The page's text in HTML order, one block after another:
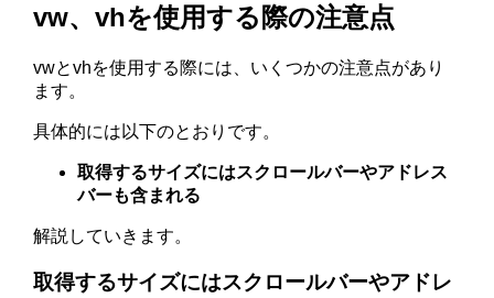
vw、vhを使用する際の注意点
vwとvhを使用する際には、いくつかの注意点があり
ます。
具体的には以下のとおりです。
取得するサイズにはスクロールバーやアドレス
バーも含まれる
解説していきます。
取得するサイズにはスクロールバーやアドレ